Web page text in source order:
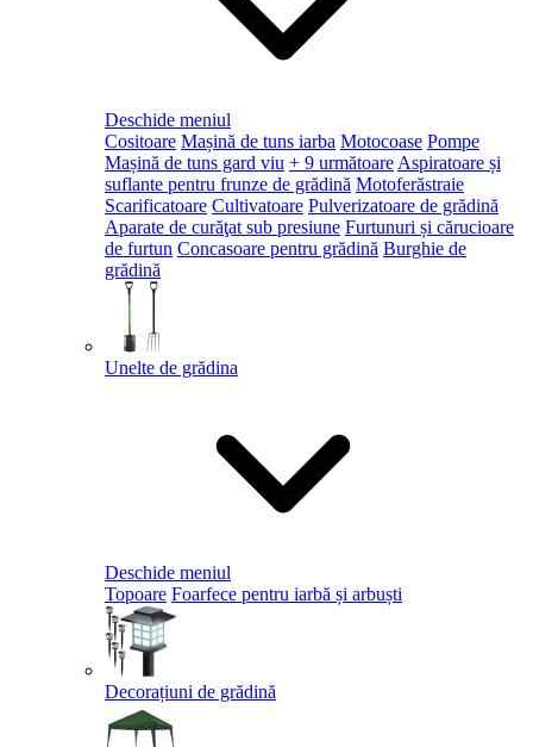
Deschide meniul
Cositoare Mașină de tuns iarba Motocoase Pompe
Mașină de tuns gard viu + 9 următoare Aspiratoare și
suflante pentru frunze de grădină Motoferăstraie
Scarificatoare Cultivatoare Pulverizatoare de grădină
Aparate de curăţat sub presiune Furtunuri și cărucioare
de furtun Concasoare pentru grădină Burghie de
grădină
Unelte de grădina
Deschide meniul
Topoare Foarfece pentru iarbă și arbuști
Decorațiuni de grădină